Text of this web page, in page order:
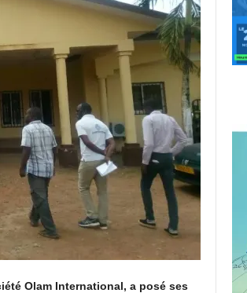
Olam International, a posé ses